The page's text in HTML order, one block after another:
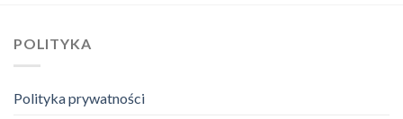
POLITYKA
Polityka prywatności